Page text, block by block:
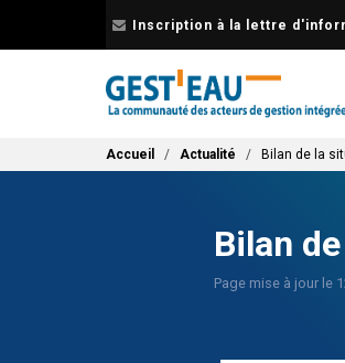
Inscription à la lettre
Fil d'Ariane
Accueil Actualité Bilan de la
Bilan
Page mise à jour le